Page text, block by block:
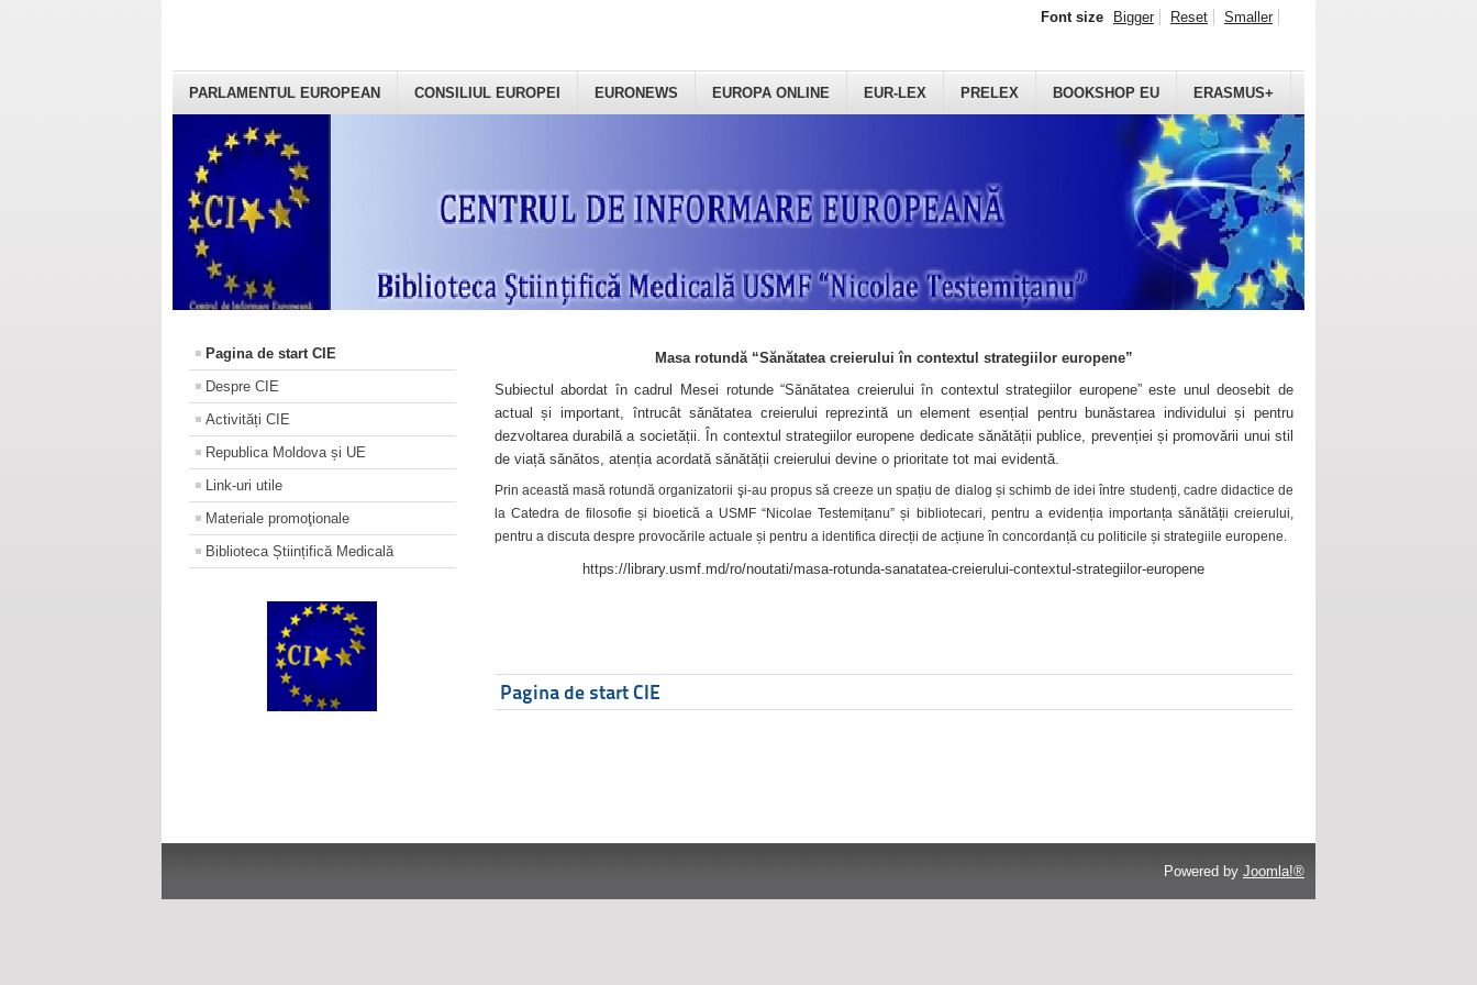
PARLAMENTUL EUROPEAN CONSILIUL EUROPEI EURONEWS EUROPA ONLINE EUR-LEX PRELEX BOOKSHOP EU ERASMUS+
Font size Bigger Reset Smaller
Pagina de start CIE
Despre CIE
Activități CIE
Republica Moldova și UE
Link-uri utile
Materiale promoţionale
Biblioteca Științifică Medicală
Masa rotundă “Sănătatea creierului în contextul strategiilor europene”
Subiectul abordat în cadrul Mesei rotunde “Sănătatea creierului în contextul strategiilor europene” este unul deosebit de
actual și important, întrucât sănătatea creierului reprezintă un element esențial pentru bunăstarea individului și pentru
dezvoltarea durabilă a societății. În contextul strategiilor europene dedicate sănătății publice, prevenției și promovării unui stil
de viață sănătos, atenția acordată sănătății creierului devine o prioritate tot mai evidentă.
Prin această masă rotundă organizatorii şi-au propus să creeze un spațiu de dialog și schimb de idei între studenți, cadre didactice de
la Catedra de filosofie și bioetică a USMF “Nicolae Testemițanu” și bibliotecari, pentru a evidenția importanța sănătății creierului,
pentru a discuta despre provocările actuale și pentru a identifica direcții de acțiune în concordanță cu politicile și strategiile europene.
https://library.usmf.md/ro/noutati/masa-rotunda-sanatatea-creierului-contextul-strategiilor-europene
Pagina de start CIE
Powered by Joomla!®